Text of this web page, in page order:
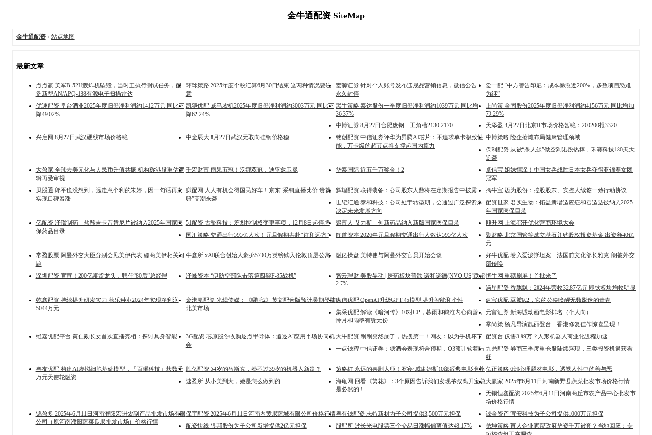
金牛通配资 SiteMap
金牛通配资» 站点地图
最新文章
点点赢 美军B-52H轰炸机坠毁，当时正执行测试任务，配
备新型AN/APQ-188有源电子扫描雷达
环球策路 2025年度个税汇算6月30日结束 这两种情况要注
意
宏源证券 针对个人账号发布违规品营销信息，微信公告：
永久封停
爱一配 “中方警告印尼：成本暴涨近200%，多数项目恐难
为继”
优速配资 皇台酒业2025年度归母净利润约1412万元 同比下
降49.02%
凯狮优配 威马农机2025年度归母净利润约3003万元 同比下
降62.24%
黑牛策略 泰达股份一季度归母净利润约1039万元 同比增
36.37%
上尚策 金固股份2025年度归母净利润约4156万元 同比增加
79.29%
中博证券 8月27日合肥废钢：工角槽2130-2170
天添盈 8月27日北京H市场价格暂稳：200200报3320
兴启网 8月27日武汉硬线市场价格稳
中金辰大 8月27日武汉无取向硅钢价格稳
铭创配资 中信证券评华为昇腾AI芯片：不追求单卡极致性
能，万卡级的超节点将支撑起国内算力
中博策略 险企抢滩布局健康管理领域
保利配资 从被“杀人鲸”做空到港股热捧，禾赛科技180天大
逆袭
大盈家 全球去美元化与人民币升值共振 机构称港股重估逻
辑再受审视
千宏财富 雨果五冠！汉娜双冠，迪亚兹卫冕 华泰国际 近五千万奖金！2
卓信宝 姐妹情深！中国女乒战胜日本女乒夺得亚锦赛女团
冠军
贝股通 郎平也没想到，远走意个利的朱婷，因一句话再次
实现口碑暴涨
赚配网 人人有机会得国民好车！京东“采销直播比价 贵就
赔”高潮来袭
辉煌配资 联得装备：公司股东人数将在定期报告中披露
擒牛宝 迈为股份：控股股东、实控人续签一致行动协议
世纪汇通 泰和科技：公司处于转型期，会通过广泛探索来
决定未来发展方向
配资世家 君实生物：拓益新增适应症和君适达被纳入2025
年国家医保目录
亿配资 泽璟制药：盐酸吉卡昔替尼片被纳入2025年国家医
保药品目录
51配资 古鳌科技：筹划控制权变更事项，12月8日起停牌 聚富人 艾力斯：创新药品纳入新版国家医保目录
顺升网 上海召开优化营商环境大会
国汇策略 交通出行595亿人次！元旦假期共赴“诗和远方”
闻道资本 2026年元旦假期交通出行人数达595亿人次
聚财略 北京国管等成立基石并购股权投资基金 出资额40亿
元
常盈股票 阿曼外交大臣分别会见美伊代表 磋商美伊相关问
题
牛鑫所 xAI联合创始人豪掷5700万英镑购入伦敦顶层公寓 融亿操盘 美特使与阿曼外交官员开始会谈
好牛优配 卷入爱泼斯坦案，法国前文化部长雅克·朗被外交
部传唤
深圳配资 官宣！200亿期货龙头，聘任“80后”总经理
泽峰资本 “伊防空部队击落第四架F-35战机”
智云理财 美股异动 | 医药板块普跌 诺和诺德(NVO.US)跌超
2.7%
恒牛网 重磅刷屏！首批来了
涵星配资 香飘飘：2024年营收32.87亿元 即饮板块增收明显
乾鑫配资 持续提升研发实力 秋乐种业2024年实现净利润
5044万元
金港赢配资 光线传媒：《哪吒2》英文配音版预计暑期登陆
北美市场
纵信优配 OpenAI升级GPT-4o模型 提升智能和个性
建宝优配 豆瓣9.2，它的公映唤醒无数影迷的青春
集采优配 解读《暗河传》10对CP，暮雨和鹤淮内心向善，
怜月和雨墨有缘无份
元富证券 新海诚动画电影排名（个人向）
掌尚策 杨凡导演靓丽登台，香港修复佳作惊喜呈现！
维嘉优配平台 黄仁勋长女首次直播亮相：探讨具身智能
3G配资 芯原股份收购逐点半导体：追逐AI应用市场协同机
会
大牛配资 刚刚突然崩了，热搜第一！网友：以为手机坏了 配资台 仅售3.99万？人形机器人商业化进程加速
一点钱程 中信证券：糖酒会表现符合预期，Q3预计软着陆 九鼎配资 券商三季度重仓股陆续浮现，三类投资机遇获看
好
粤友优配 构建AI虚拟细胞基础模型，「百曜科技」获数千
万元天使轮融资
胜亿配资 54岁的马斯克，卷不过39岁的机器人新贵？ 策略红 永远的喜剧大师！罗宾·威廉姆斯10部经典电影推荐亿正策略 6部心理题材电影，透视人性中的善与恶
速盈所 从小美到大，她是怎么做到的
海龟网 回看《繁花》：3个原因告诉我们发现爷叔离开宝总
是必然的！
大赢家 2025年6月11日河南新野县蔬菜批发市场价格行情
无锡恒鑫配资 2025年6月11日河南商丘市农产品中心批发市
场价格行情
锦盈多 2025年6月11日河南濮阳宏进农副产品批发市场有限
公司（原河南濮阳蔬菜瓜果批发市场）价格行情
保宇配资 2025年6月11日河南内黄果蔬城有限公司价格行情粤有钱配资 志特新材为子公司提供3,500万元担保
诚金资产 宜安科技为子公司提供1000万元担保
配资快线 银邦股份为子公司新增提供2亿元担保
股配所 波长光电股票三个交易日涨幅偏离值达48.17%
鼎坤策略 盲人企业家帮政府垫资千万被套？当地回应：专